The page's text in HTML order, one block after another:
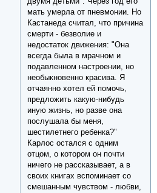
мать умерла от пневмонии. Но
Кастанеда считал, что причина
смерти - безволие и
недостаток движения: "Она
всегда была в мрачном и
подавленном настроении, но
необыкновенно красива. Я
отчаянно хотел ей помочь,
предложить какую-нибудь
иную жизнь, но разве она
послушала бы меня,
шестилетнего ребенка?"
Карлос остался с одним
отцом, о котором он почти
ничего не рассказывает, а в
своих книгах вспоминает со
смешанным чувством - любви,